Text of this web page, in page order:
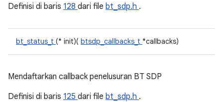
Definisi di baris 128 dari file bt_sdp.h .
bt_status_t (* init)( btsdp_callbacks_t *callbacks)
Mendaftarkan callback penelusuran BT SDP
Definisi di baris 125 dari file bt_sdp.h .